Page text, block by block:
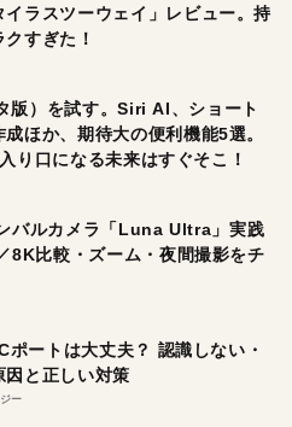
イラスツーウェイ」レビュー。持
すぎた！
版）を試す。Siri AI、ショート
ほか、期待大の便利機能5選。
り口になる未来はすぐそこ！
バルカメラ「Luna Ultra」実践
8K比較・ズーム・夜間撮影をチ
ポートは大丈夫？ 認識しない・
因と正しい対策
ー